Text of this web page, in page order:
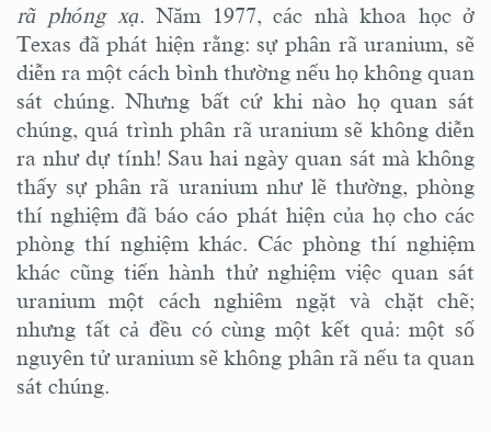
rã phóng xạ. Năm 1977, các nhà khoa học ở
Texas đã phát hiện rằng: sự phân rã uranium, sẽ
diễn ra một cách bình thường nếu họ không quan
sát chúng. Nhưng bất cứ khi nào họ quan sát
chúng, quá trình phân rã uranium sẽ không diễn
ra như dự tính! Sau hai ngày quan sát mà không
thấy sự phân rã uranium như lẽ thường, phòng
thí nghiệm đã báo cáo phát hiện của họ cho các
phòng thí nghiệm khác. Các phòng thí nghiệm
khác cũng tiến hành thử nghiệm việc quan sát
uranium một cách nghiêm ngặt và chặt chẽ;
nhưng tất cả đều có cùng một kết quả: một số
nguyên tử uranium sẽ không phân rã nếu ta quan
sát chúng.